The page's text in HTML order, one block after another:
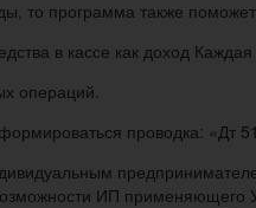
то программа также
в кассе как доход
операций.
проводка: «Дт
ИП применяющего